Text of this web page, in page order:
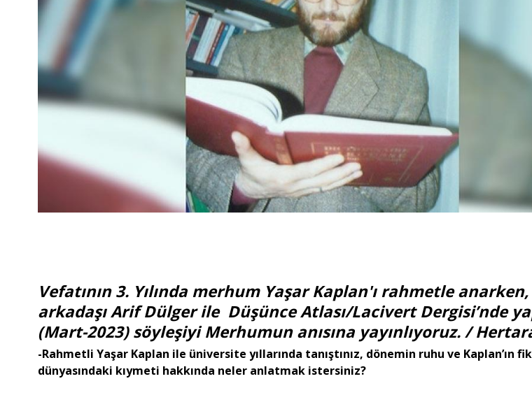
Vefatının 3. Yılında merhum Yaşar Kaplan'ı rahmetle
arkadaşı Arif Dülger ile Düşünce Atlası/Lacivert Dergisi’nde
(Mart-2023) söyleşiyi Merhumun anısına yayınlıyoruz. /
-Rahmetli Yaşar Kaplan ile üniversite yıllarında tanıştınız, dönemin ruhu ve Kaplan’ın
dünyasındaki kıymeti hakkında neler anlatmak istersiniz?